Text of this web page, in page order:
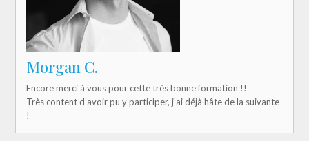
Morgan C.
Encore merci à vous pour cette très bonne formation !!
Très content d’avoir pu y participer, j’ai déjà hâte de la suivante
!